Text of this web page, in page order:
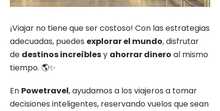
¡Viajar no tiene que ser costoso! Con las estrategias
adecuadas, puedes explorar el mundo, disfrutar
de destinos increíblesy ahorrar dinero al mismo
tiempo. 🌎✨
En Powetravel, ayudamos a los viajeros a tomar
decisiones inteligentes, reservando vuelos que sean